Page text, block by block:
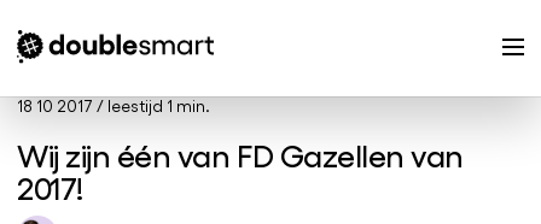
18 10 2017 / leestijd 1 min.
Wij zijn één van FD Gazellen van
2017!